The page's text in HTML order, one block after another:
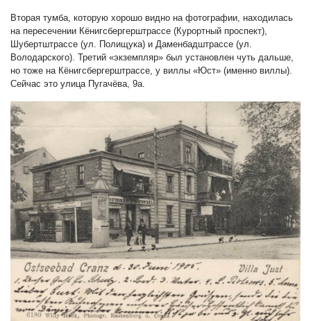
Вторая тумба, которую хорошо видно на фотографии, находилась
на пересечении Кёнигсбергерштрассе (Курортный проспект),
Шубертштрассе (ул. Полищука) и Даменбадштрассе (ул.
Володарского). Третий «экземпляр» был установлен чуть дальше,
но тоже на Кёнигсбергерштрассе, у виллы «Юст» (именно виллы).
Сейчас это улица Пугачёва, 9а.